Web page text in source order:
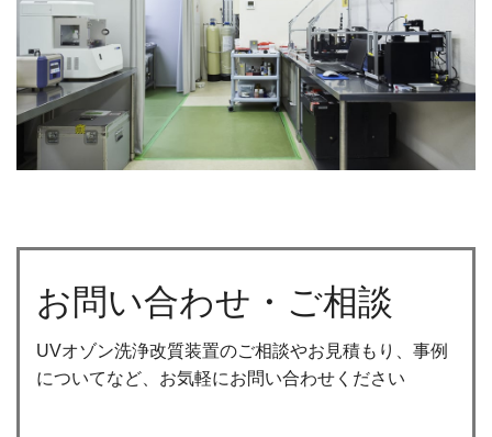
お問い合わせ・ご相談
UVオゾン洗浄改質装置のご相談やお見積もり、事例
についてなど、お気軽にお問い合わせください